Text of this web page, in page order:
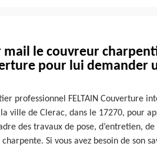
mail le couvreur
pour lui demander
professionnel FELTAIN Couverture
ville de Clerac, dans le 17270, pour
des travaux de pose, d’entretien,
Si vous avez besoin de son